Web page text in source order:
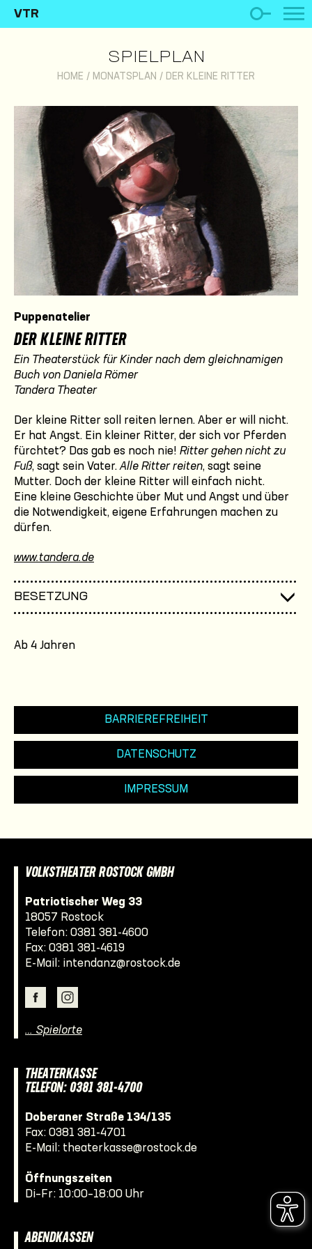
VTR
SPIELPLAN
HOME / MONATSPLAN / DER KLEINE RITTER
Puppenatelier
DER KLEINE RITTER
Ein Theaterstück für Kinder nach dem gleichnamigen
Buch von Daniela Römer
Tandera Theater
Der kleine Ritter soll reiten lernen. Aber er will nicht.
Er hat Angst. Ein kleiner Ritter, der sich vor Pferden
fürchtet? Das gab es noch nie! Ritter gehen nicht zu
Fuß, sagt sein Vater.Alle Ritter reiten, sagt seine
Mutter. Doch der kleine Ritter will einfach nicht.
Eine kleine Geschichte über Mut und Angst und über
die Notwendigkeit, eigene Erfahrungen machen zu
dürfen.
www.tandera.de
BESETZUNG
Ab 4 Jahren
BARRIEREFREIHEIT
DATENSCHUTZ
IMPRESSUM
VOLKSTHEATER ROSTOCK GMBH
Patriotischer Weg 33
18057 Rostock
Telefon: 0381 381-4600
Fax: 0381 381-4619
E-Mail: intendanz@rostock.de
… Spielorte
THEATERKASSE
TELEFON: 0381 381-4700
Doberaner Straße 134/135
Fax: 0381 381-4701
E-Mail: theaterkasse@rostock.de
Öffnungszeiten
Di–Fr: 10:00–18:00 Uhr
ABENDKASSEN